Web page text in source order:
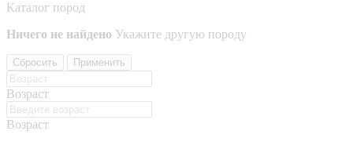
Каталог пород
Ничего не найдено Укажите другую породу
Сбросить Применить
Возраст
Возраст